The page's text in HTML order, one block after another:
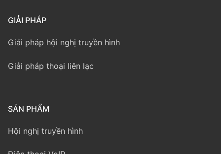
GIẢI PHÁP
Giải pháp hội nghị truyền hình
Giải pháp thoại liên lạc
SẢN PHẨM
Hội nghị truyền hình